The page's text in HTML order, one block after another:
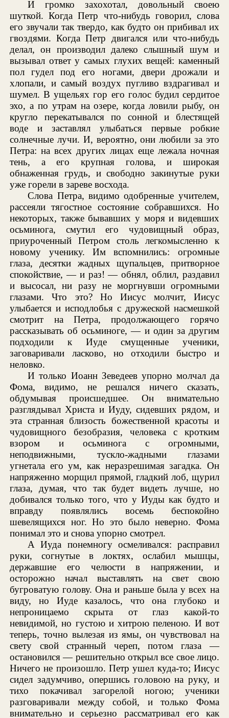
И громко захохотал, довольный своею
шуткой. Когда Петр что-нибудь говорил, слова
его звучали так твердо, как будто он прибивал их
гвоздями. Когда Петр двигался или что-нибудь
делал, он производил далеко слышный шум и
вызывал ответ у самых глухих вещей: каменный
пол гудел под его ногами, двери дрожали и
хлопали, и самый воздух пугливо вздрагивал и
шумел. В ущельях гор его голос будил сердитое
эхо, а по утрам на озере, когда ловили рыбу, он
кругло перекатывался по сонной и блестящей
воде и заставлял улыбаться первые робкие
солнечные лучи. И, вероятно, они любили за это
Петра: на всех других лицах еще лежала ночная
тень, а его крупная голова, и широкая
обнаженная грудь, и свободно закинутые руки
уже горели в зареве восхода.
Слова Петра, видимо одобренные учителем,
рассеяли тягостное состояние собравшихся. Но
некоторых, также бывавших у моря и видевших
осьминога, смутил его чудовищный образ,
приуроченный Петром столь легкомысленно к
новому ученику. Им вспомнились: огромные
глаза, десятки жадных щупальцев, притворное
спокойствие, — и раз! — обнял, облил, раздавил
и высосал, ни разу не моргнувши огромными
глазами. Что это? Но Иисус молчит, Иисус
улыбается и исподлобья с дружеской насмешкой
смотрит на Петра, продолжающего горячо
рассказывать об осьминоге, — и один за другим
подходили к Иуде смущенные ученики,
заговаривали ласково, но отходили быстро и
неловко.
И только Иоанн Зеведеев упорно молчал да
Фома, видимо, не решался ничего сказать,
обдумывая происшедшее. Он внимательно
разглядывал Христа и Иуду, сидевших рядом, и
эта странная близость божественной красоты и
чудовищного безобразия, человека с кротким
взором и осьминога с огромными,
неподвижными, тускло-жадными глазами
угнетала его ум, как неразрешимая загадка. Он
напряженно морщил прямой, гладкий лоб, щурил
глаза, думая, что так будет видеть лучше, но
добивался только того, что у Иуды как будто и
вправду появлялись восемь беспокойно
шевелящихся ног. Но это было неверно. Фома
понимал это и снова упорно смотрел.
А Иуда понемногу осмеливался: расправил
руки, согнутые в локтях, ослабил мышцы,
державшие его челюсти в напряжении, и
осторожно начал выставлять на свет свою
бугроватую голову. Она и раньше была у всех на
виду, но Иуде казалось, что она глубоко и
непроницаемо скрыта от глаз какой-то
невидимой, но густою и хитрою пеленою. И вот
теперь, точно вылезая из ямы, он чувствовал на
свету свой странный череп, потом глаза —
остановился — решительно открыл все свое лицо.
Ничего не произошло. Петр ушел куда-то; Иисус
сидел задумчиво, опершись головою на руку, и
тихо покачивал загорелой ногою; ученики
разговаривали между собой, и только Фома
внимательно и серьезно рассматривал его как